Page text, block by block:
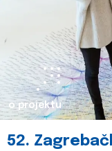
o projektu
52.